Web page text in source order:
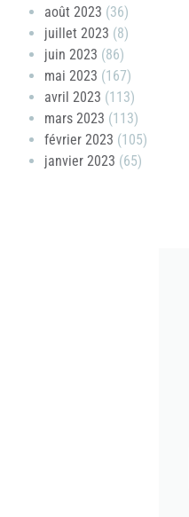
août 2023 (36)
juillet 2023 (8)
juin 2023 (86)
mai 2023 (167)
avril 2023 (113)
mars 2023 (113)
février 2023 (105)
janvier 2023 (65)